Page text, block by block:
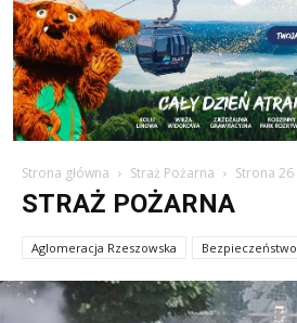
Strona główna Straż Pożarna Strona 26
STRAŻ POŻARNA
Aglomeracja Rzeszowska Bezpieczeństwo